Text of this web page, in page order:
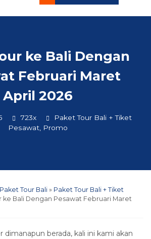
ke Bali Dengan
Februari Maret
April 2026
723x
Paket Tour Bali + Tiket
Pesawat, Promo
Paket Tour Bali » Paket Tour Bali + Tiket
ke Bali Dengan Pesawat Februari Maret
dimanapun berada, kali ini kami akan